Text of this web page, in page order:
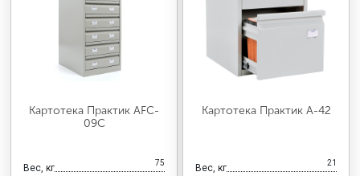
Картотека Практик AFC-
09C
Вес, кг 75
Картотека Практик А-42
Вес, кг 21